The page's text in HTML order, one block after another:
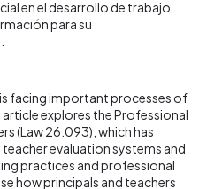
en el desarrollo de trabajo
para su
facing important processes of
explores the Professional
(Law 26.093), which has
evaluation systems and
practices and professional
how principals and teachers